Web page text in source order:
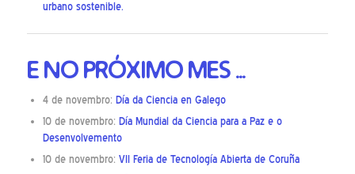
urbano sostenible.
E NO PRÓXIMO MES …
4 de novembro: Día da Ciencia en Galego
10 de novembro: Día Mundial da Ciencia para a Paz e o
Desenvolvemento
10 de novembro: VII Feria de Tecnología Abierta de Coruña